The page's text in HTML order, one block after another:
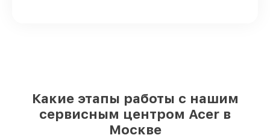
Какие этапы работы с нашим
сервисным центром Acer в
Москве